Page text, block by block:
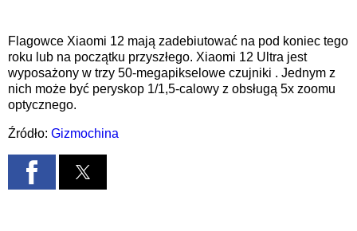
Flagowce Xiaomi 12 mają zadebiutować na pod koniec tego
roku lub na początku przyszłego. Xiaomi 12 Ultra jest
wyposażony w trzy 50-megapikselowe czujniki . Jednym z
nich może być peryskop 1/1,5-calowy z obsługą 5x zoomu
optycznego.
Źródło: Gizmochina